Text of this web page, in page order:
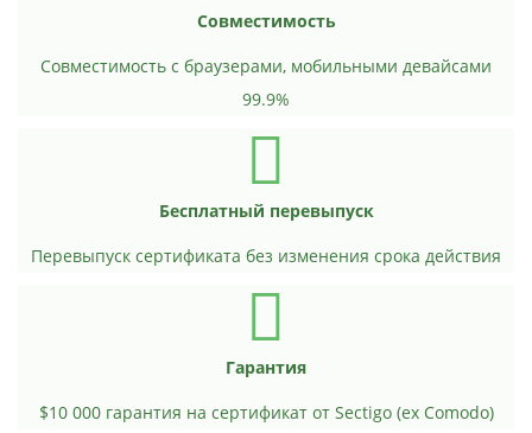
Совместимость
Совместимость с браузерами, мобильными девайсами
99.9%
Бесплатный перевыпуск
Перевыпуск сертификата без изменения срока действия
Гарантия
$10 000 гарантия на сертификат от Sectigo (ex Comodo)